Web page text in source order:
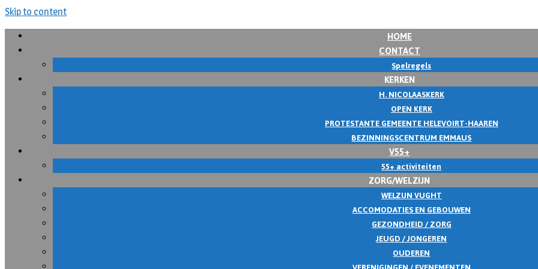
Skip to content
HOME
CONTACT
Spelregels
KERKEN
H. NICOLAASKERK
OPEN KERK
PROTESTANTE GEMEENTE HELEVOIRT-HAAREN
BEZINNINGSCENTRUM EMMAUS
V55+
55+ activiteiten
ZORG/WELZIJN
WELZIJN VUGHT
ACCOMODATIES EN GEBOUWEN
GEZONDHEID / ZORG
JEUGD / JONGEREN
OUDEREN